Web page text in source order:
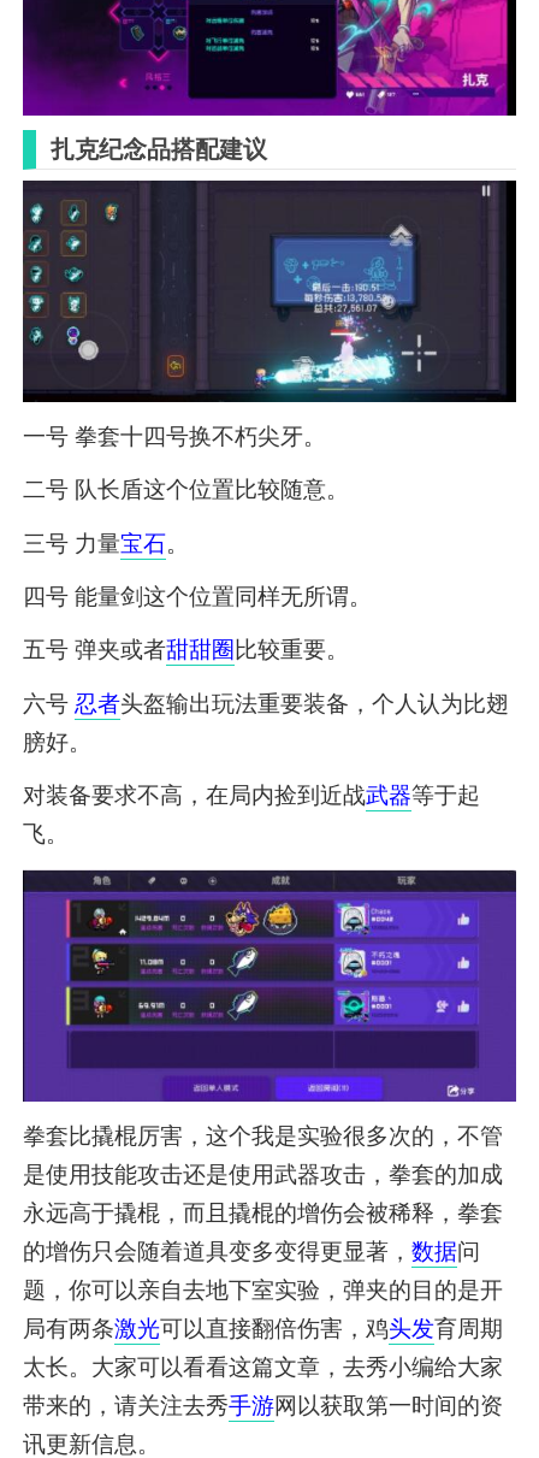
扎克纪念品搭配建议
一号 拳套十四号换不朽尖牙。
二号 队长盾这个位置比较随意。
三号 力量宝石。
四号 能量剑这个位置同样无所谓。
五号 弹夹或者甜甜圈 比较重要。
六号 忍者头盔输出玩法重要装备，个人认为比翅
膀好。
对装备要求不高，在局内捡到近战武器等于起
飞。
拳套比撬棍厉害，这个我是实验很多次的，不管
是使用技能攻击还是使用武器攻击，拳套的加成
永远高于撬棍，而且撬棍的增伤会被稀释，拳套
的增伤只会随着道具变多变得更显著， 数据问
题，你可以亲自去地下室实验，弹夹的目的是开
局有两条激光可以直接翻倍伤害，鸡头发育周期
太长。大家可以看看这篇文章，去秀小编给大家
带来的，请关注去秀手游网以获取第一时间的资
讯更新信息。